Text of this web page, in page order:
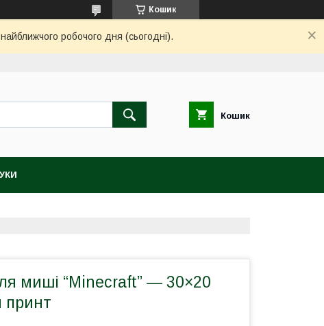
Кошик
робочого дня (сьогодні).
Кошик
миші “Minecraft” — 30×20
принт